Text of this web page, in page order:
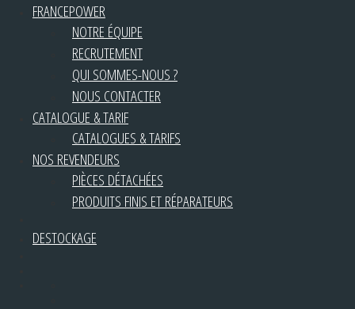
FRANCEPOWER
NOTRE ÉQUIPE
RECRUTEMENT
QUI SOMMES-NOUS ?
NOUS CONTACTER
CATALOGUE & TARIF
CATALOGUES & TARIFS
NOS REVENDEURS
PIÈCES DÉTACHÉES
PRODUITS FINIS ET RÉPARATEURS
DESTOCKAGE